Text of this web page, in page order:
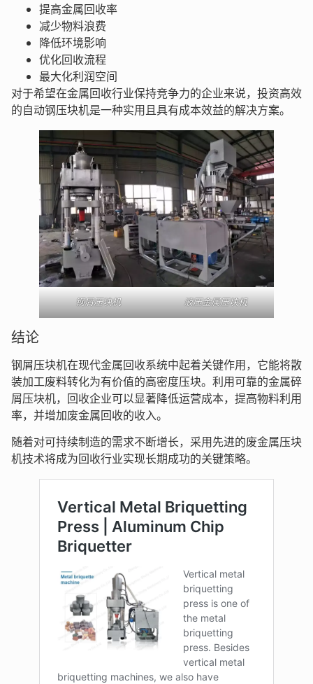
提高金属回收率
减少物料浪费
降低环境影响
优化回收流程
最大化利润空间
对于希望在金属回收行业保持竞争力的企业来说，投资高效
的自动钢压块机是一种实用且具有成本效益的解决方案。
钢屑压块机 液压金属压块机
结论
钢屑压块机在现代金属回收系统中起着关键作用，它能将散
装加工废料转化为有价值的高密度压块。利用可靠的金属碎
屑压块机，回收企业可以显著降低运营成本，提高物料利用
率，并增加废金属回收的收入。
随着对可持续制造的需求不断增长，采用先进的废金属压块
机技术将成为回收行业实现长期成功的关键策略。